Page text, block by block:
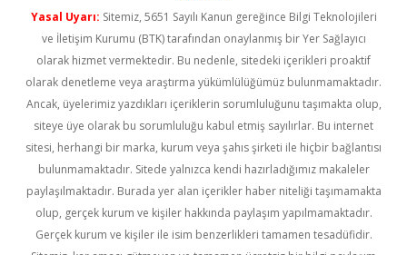
Yasal Uyarı: Sitemiz, 5651 Sayılı Kanun gereğince Bilgi Teknolojileri
ve İletişim Kurumu (BTK) tarafından onaylanmış bir Yer Sağlayıcı
olarak hizmet vermektedir. Bu nedenle, sitedeki içerikleri proaktif
olarak denetleme veya araştırma yükümlülüğümüz bulunmamaktadır.
Ancak, üyelerimiz yazdıkları içeriklerin sorumluluğunu taşımakta olup,
siteye üye olarak bu sorumluluğu kabul etmiş sayılırlar. Bu internet
sitesi, herhangi bir marka, kurum veya şahıs şirketi ile hiçbir bağlantısı
bulunmamaktadır. Sitede yalnızca kendi hazırladığımız makaleler
paylaşılmaktadır. Burada yer alan içerikler haber niteliği taşımamakta
olup, gerçek kurum ve kişiler hakkında paylaşım yapılmamaktadır.
Gerçek kurum ve kişiler ile isim benzerlikleri tamamen tesadüfidir.